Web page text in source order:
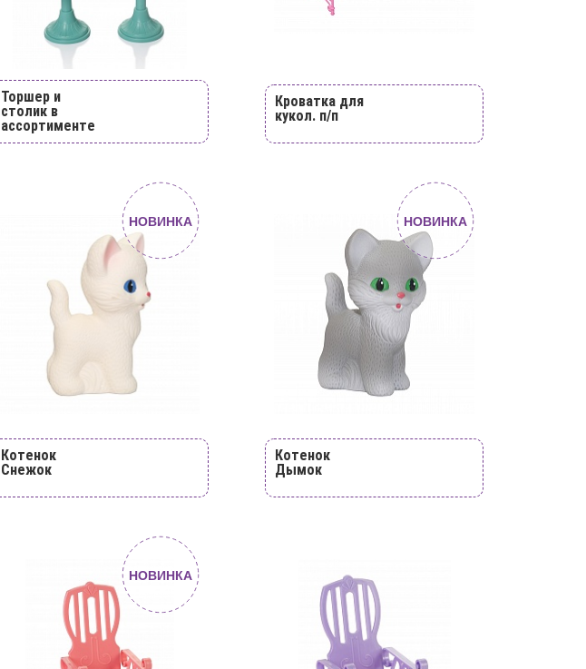
Торшер и
столик в
ассортименте
Кроватка для
кукол. п/п
НОВИНКА
Котенок
Снежок
НОВИНКА
Котенок
Дымок
НОВИНКА